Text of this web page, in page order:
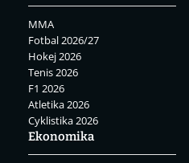
MMA
Fotbal 2026/27
Hokej 2026
Tenis 2026
F1 2026
Atletika 2026
Cyklistika 2026
Ekonomika